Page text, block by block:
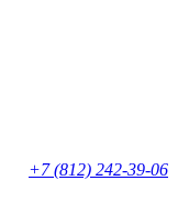
+7 (812) 242-39-06